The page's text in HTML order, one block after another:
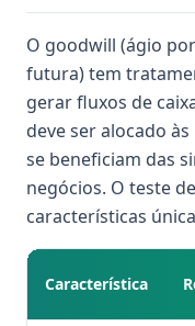
O goodwill (ágio
futura) tem
gerar fluxos de
deve ser alocado
se beneficiam das
negócios. O teste
características
Característica